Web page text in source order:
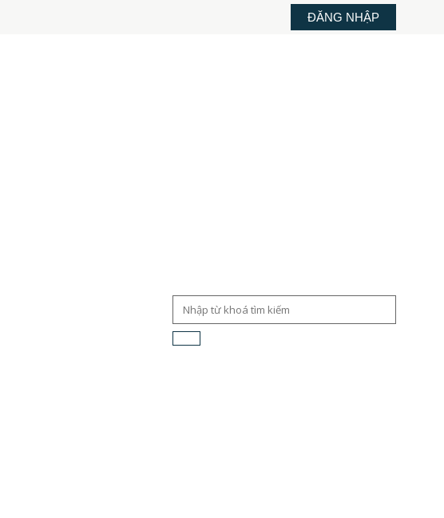
ĐĂNG NHẬP